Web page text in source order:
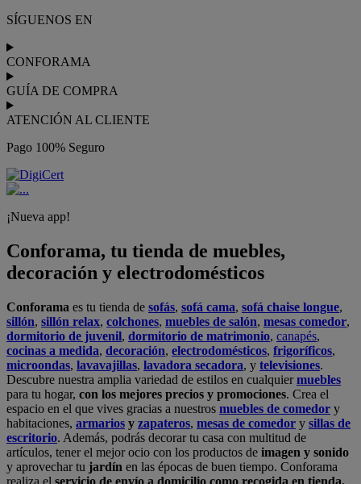
SÍGUENOS EN
CONFORAMA
GUÍA DE COMPRA
ATENCIÓN AL CLIENTE
Pago 100% Seguro
¡Nueva app!
Conforama, tu tienda de muebles,
decoración y electrodomésticos
Conforama es tu tienda de sofás, sofá cama, sofá chaise longue,
sillón, sillón relax, colchones, muebles de salón, mesas comedor,
dormitorio de juvenil, dormitorio de matrimonio, canapés,
cocinas a medida, decoración, electrodomésticos, frigoríficos,
microondas, lavavajillas, lavadora secadora, y televisiones.
Descubre nuestra amplia variedad de estilos en cualquiermuebles
para tu hogar, con los mejores precios y promociones. Crea el
espacio en el que vives gracias a nuestros muebles de comedor y
habitaciones, armarios y zapateros, mesas de comedor y sillas de
escritorio. Además, podrás decorar tu casa con multitud de
artículos, tener el mejor ocio con los productos de imagen y sonido
y aprovechar tu jardín en las épocas de buen tiempo. Conforama
realiza el servicio de envío a domicilio como recogida en tienda.